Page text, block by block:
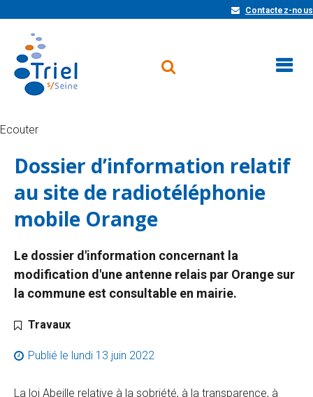
Contactez-nous
Ecouter
Dossier d’information relatif
au site de radiotéléphonie
mobile Orange
Le dossier d'information concernant la
modification d'une antenne relais par Orange sur
la commune est consultable en mairie.
Catégorie :
Travaux
Publié le lundi 13 juin 2022
La loi Abeille relative à la sobriété, à la transparence, à